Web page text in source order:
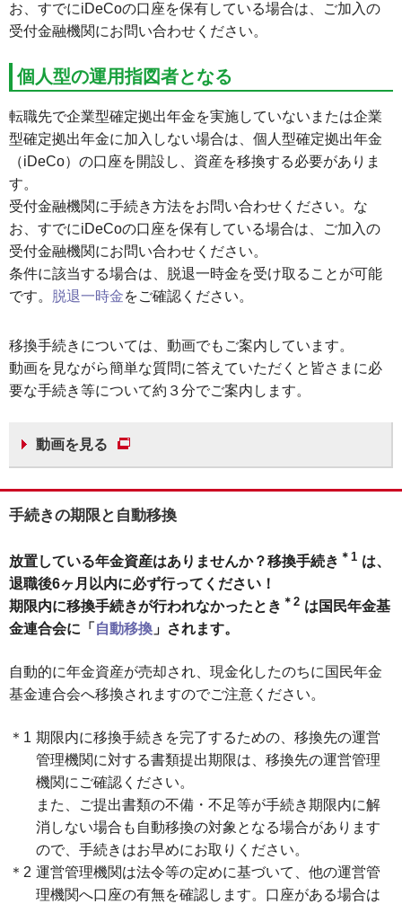
お、すでにiDeCoの口座を保有している場合は、ご加入の
受付金融機関にお問い合わせください。
個人型の運用指図者となる
転職先で企業型確定拠出年金を実施していないまたは企業
型確定拠出年金に加入しない場合は、個人型確定拠出年金
（iDeCo）の口座を開設し、資産を移換する必要がありま
す。
受付金融機関に手続き方法をお問い合わせください。な
お、すでにiDeCoの口座を保有している場合は、ご加入の
受付金融機関にお問い合わせください。
条件に該当する場合は、脱退一時金を受け取ることが可能
です。
脱退一時金をご確認ください。
移換手続きについては、動画でもご案内しています。
動画を見ながら簡単な質問に答えていただくと皆さまに必
要な手続き等について約３分でご案内します。
動画を見る
手続きの期限と自動移換
放置している年金資産はありませんか？移換手続き ＊1 は、
退職後6ヶ月以内に必ず行ってください！
期限内に移換手続きが行われなかったとき ＊2 は国民年金基
金連合会に「 自動移換 」されます。
自動的に年金資産が売却され、現金化したのちに国民年金
基金連合会へ移換されますのでご注意ください。
期限内に移換手続きを完了するための、移換先の運営
管理機関に対する書類提出期限は、移換先の運営管理
機関にご確認ください。
また、ご提出書類の不備・不足等が手続き期限内に解
消しない場合も自動移換の対象となる場合があります
ので、手続きはお早めにお取りください。
運営管理機関は法令等の定めに基づいて、他の運営管
理機関へ口座の有無を確認します。口座がある場合は